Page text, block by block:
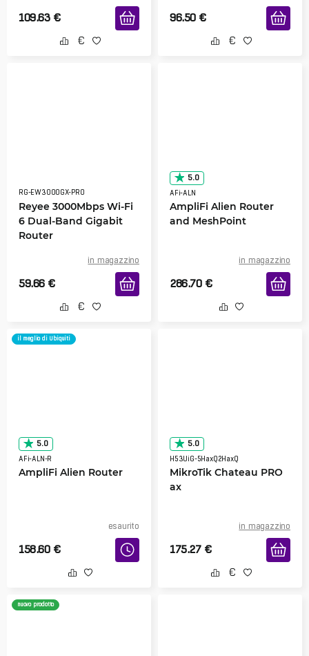
109.63 € 96.50 €
RG-EW3000GX-PRO
Reyee 3000Mbps Wi-Fi
6 Dual-Band Gigabit
Router
in magazzino
59.66 €
5.0
AFi-ALN
AmpliFi Alien Router
and MeshPoint
in magazzino
286.70 €
il meglio di Ubiquiti
5.0
AFi-ALN-R
AmpliFi Alien Router
esaurito
158.60 €
5.0
H53UiG-5HaxQ2HaxQ
MikroTik Chateau PRO
ax
in magazzino
175.27 €
nuovo prodotto